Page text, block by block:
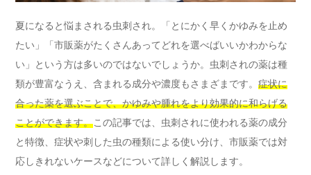
夏になると悩まされる虫刺され。「とにかく早くかゆみを止め
たい」「市販薬がたくさんあってどれを選べばいいかわからな
い」という方は多いのではないでしょうか。虫刺されの薬は種
類が豊富なうえ、含まれる成分や濃度もさまざまです。 症状に
合った薬を選ぶことで、かゆみや腫れをより効果的に和らげる
ことができます。この記事では、虫刺されに使われる薬の成分
と特徴、症状や刺した虫の種類による使い分け、市販薬では対
応しきれないケースなどについて詳しく解説します。